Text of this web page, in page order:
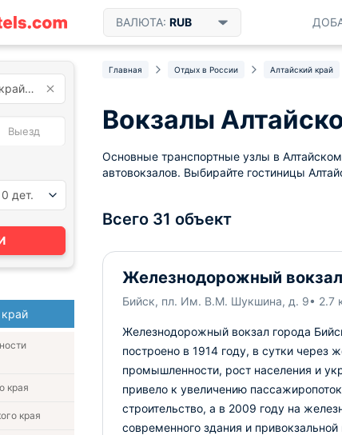
ВАЛЮТА: RUB
Главная Отдых в России Алтайский край
Вокзалы
Основные транспортные узлы в
автовокзалов. Выбирайте гостиницы
Всего 31 объект
Железнодорожный
Бийск, пл. Им. В.М. Шукшина, д. 9• 2.7
Железнодорожный вокзал города
построено в 1914 году, в сутки через
промышленности, рост населения и
привело к увеличению
строительство, а в 2009 году на
современного здания и
0 дет.
края
края